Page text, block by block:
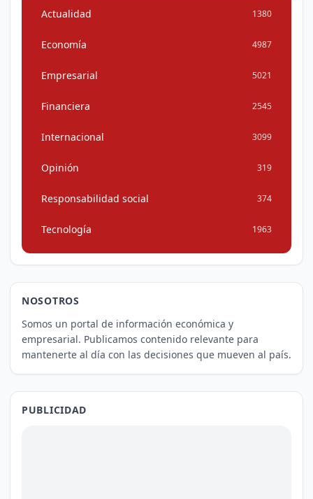
Actualidad 1380
Economía 4987
Empresarial 5021
Financiera 2545
Internacional 3099
Opinión 319
Responsabilidad social 374
Tecnología 1963
NOSOTROS
Somos un portal de información económica y
empresarial. Publicamos contenido relevante para
mantenerte al día con las decisiones que mueven al país.
PUBLICIDAD